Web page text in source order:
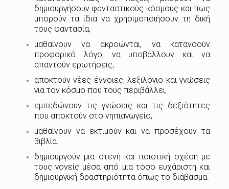
δημιουργήσουν φανταστικούς κόσμους και πως
μπορούν τα ίδια να χρησιμοποιήσουν τη δική
τους φαντασία,
μαθαίνουν να ακροώνται, να κατανοούν
προφορικό λόγο, να υποβάλλουν και να
απαντούν ερωτήσεις,
αποκτούν νέες έννοιες, λεξιλόγιο και γνώσεις
για τον κόσμο που τους περιβάλλει,
εμπεδώνουν τις γνώσεις και τις δεξιότητες
που αποκτούν στο νηπιαγωγείο,
μαθαίνουν να εκτιμούν και να προσέχουν τα
βιβλία.
δημιουργούν μια στενή και ποιοτική σχέση με
τους γονείς μέσα από μια τόσο ευχάριστη και
δημιουργική δραστηριότητα όπως το διάβασμα.